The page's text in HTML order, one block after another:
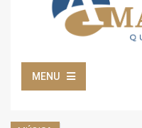
MENU